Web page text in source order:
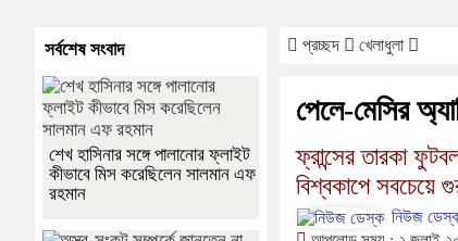
প্রচ্ছদ খেলাধুলা
পেলে-মেসির
ফ্রান্সের তারকা
বিশ্বকাপে সবচেয়ে
নিউজ
সর্বশেষ সংবাদ
শেখ হাসিনার সঙ্গে পালানোর ফ্লাইট
কীভাবে মিস করেছিলেন সালমান এফ
রহমান